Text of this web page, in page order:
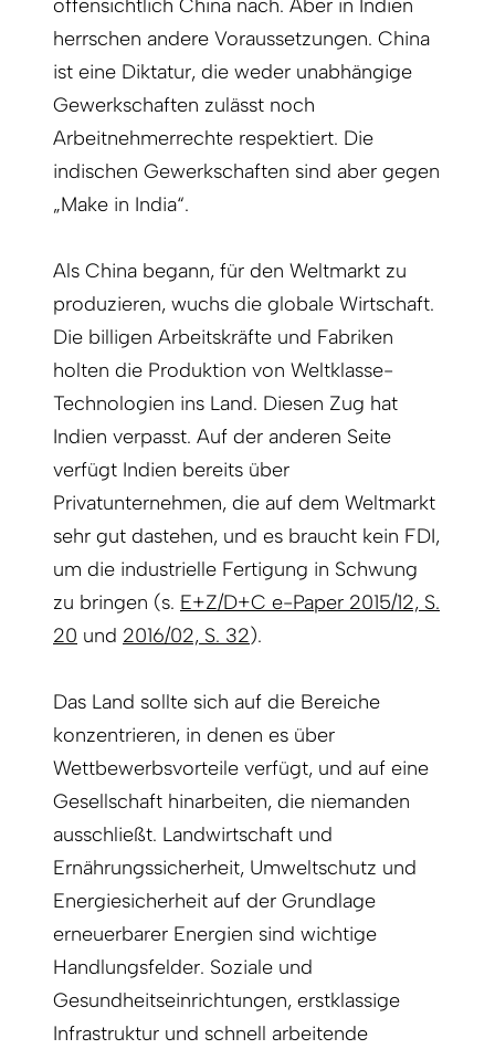
offensichtlich China nach. Aber in Indien
herrschen andere Voraussetzungen. China
ist eine Diktatur, die weder unabhängige
Gewerkschaften zulässt noch
Arbeitnehmerrechte respektiert. Die
indischen Gewerkschaften sind aber gegen
„Make in India“.
Als China begann, für den Weltmarkt zu
produzieren, wuchs die globale Wirtschaft.
Die billigen Arbeitskräfte und Fabriken
holten die Produktion von Weltklasse-
Technologien ins Land. Diesen Zug hat
Indien verpasst. Auf der anderen Seite
verfügt Indien bereits über
Privatunternehmen, die auf dem Weltmarkt
sehr gut dastehen, und es braucht kein FDI,
um die industrielle Fertigung in Schwung
zu bringen (s. E+Z/D+C e-Paper 2015/12, S.
20 und 2016/02, S. 32).
Das Land sollte sich auf die Bereiche
konzentrieren, in denen es über
Wettbewerbsvorteile verfügt, und auf eine
Gesellschaft hinarbeiten, die niemanden
ausschließt. Landwirtschaft und
Ernährungssicherheit, Umweltschutz und
Energiesicherheit auf der Grundlage
erneuerbarer Energien sind wichtige
Handlungsfelder. Soziale und
Gesundheitseinrichtungen, erstklassige
Infrastruktur und schnell arbeitende